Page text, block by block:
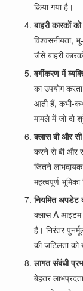
किया गया है।
बाहरी कारकों
विश्वसनीयता,
जैसे बाहरी
वर्गीकरण में
का उपयोग
आती हैं, कभी-
मामले में जो दो
क्लास बी और
करने से बी और
जितने
महत्वपूर्ण
नियमित
क्लास A आइटम
है। निरंतर
की जटिलता को
लागत संबंधी
बेहतर